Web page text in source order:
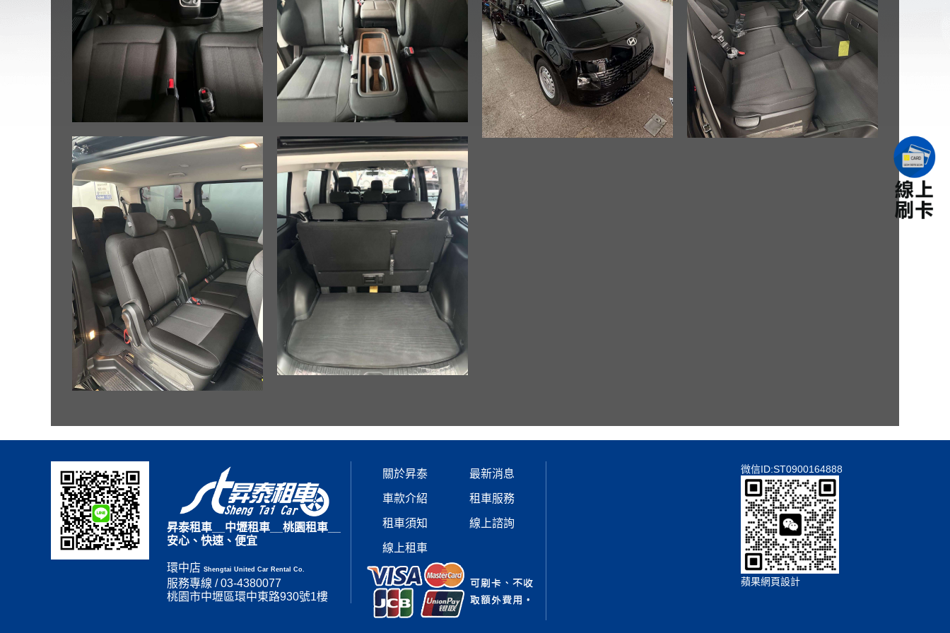
昇泰租車__中壢租車__桃園租車__
安心、快速、便宜
環中店 Shengtai United Car Rental Co.
服務專線 / 03-4380077
桃園市中壢區環中東路930號1樓
關於昇泰 最新消息
車款介紹 租車服務
租車須知 線上諮詢
線上租車
微信ID:ST0900164888
蘋果網頁設計